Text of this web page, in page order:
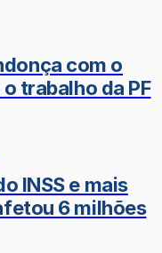
com o
trabalho da PF
INSS e mais
6 milhões